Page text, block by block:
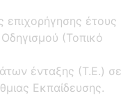
επιχορήγησης έτους
(Τοπικό
ένταξης (Τ.Ε.) σε
Εκπαίδευσης.